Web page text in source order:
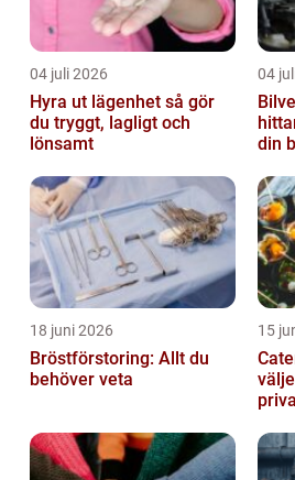
04 juli 2026
Hyra ut lägenhet så gör
du tryggt, lagligt och
lönsamt
04
din
18 juni 2026
Bröstförstoring: Allt du
behöver veta
15